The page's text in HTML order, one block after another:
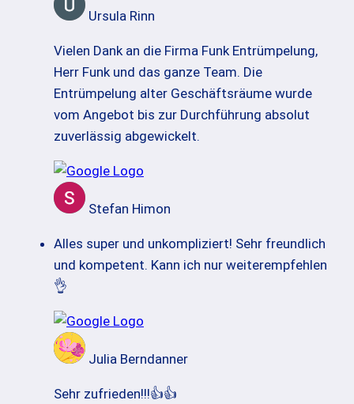
Ursula Rinn
Vielen Dank an die Firma Funk Entrümpelung,
Herr Funk und das ganze Team. Die
Entrümpelung alter Geschäftsräume wurde
vom Angebot bis zur Durchführung absolut
zuverlässig abgewickelt.
Stefan Himon
Alles super und unkompliziert! Sehr freundlich
und kompetent. Kann ich nur weiterempfehlen
👌
Julia Berndanner
Sehr zufrieden!!!👍👍